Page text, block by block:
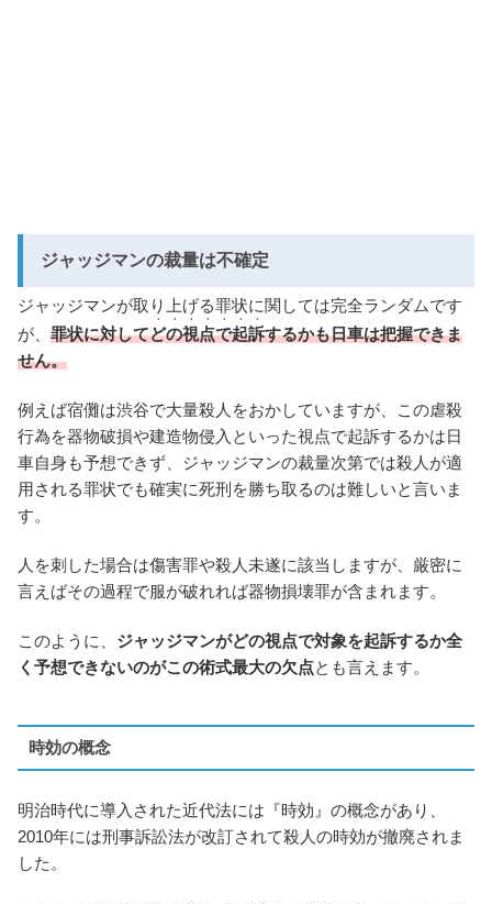
ジャッジマンの裁量は不確定
ジャッジマンが取り上げる罪状に関しては完全ランダムです
が、 罪状に対してどの視点で起訴
・・・・・・・
するかも日車は把握できま
せん。
例えば宿儺は渋谷で大量殺人をおかしていますが、この虐殺
行為を器物破損や建造物侵入といった視点で起訴するかは日
車自身も予想できず、ジャッジマンの裁量次第では殺人が適
用される罪状でも確実に死刑を勝ち取るのは難しいと言いま
す。
人を刺した場合は傷害罪や殺人未遂に該当しますが、厳密に
言えばその過程で服が破れれば器物損壊罪が含まれます。
このように、 ジャッジマンがどの視点で対象を起訴するか全
く予想できないのがこの術式最大の欠点とも言えます。
時効の概念
明治時代に導入された近代法には『時効』の概念があり、
2010年には刑事訴訟法が改訂されて殺人の時効が撤廃されま
した。